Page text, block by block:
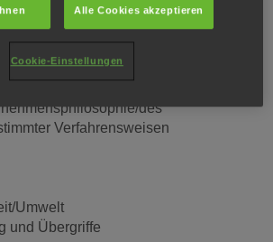
Meldungen im Zusammenhang mit den
des
Verfahrensweisen
Umwelt
und Übergriffe
Alle Cookies akzeptieren
Cookie-Einstellungen